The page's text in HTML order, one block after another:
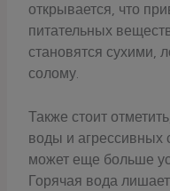
открывается, что
питательных
становятся сухими,
солому.
Также стоит
воды и агрессивных
может еще больше
Горячая вода